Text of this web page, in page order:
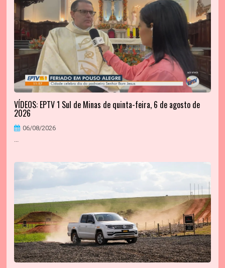
VÍDEOS: EPTV 1 Sul de Minas de quinta-feira, 6 de agosto de
2026
06/08/2026
...